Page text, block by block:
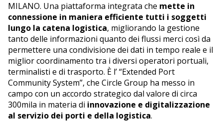
MILANO. Una piattaforma integrata che mette in
connessione in maniera efficiente tutti i soggetti
lungo la catena logistica, migliorando la gestione
tanto delle informazioni quanto dei flussi merci così da
permettere una condivisione dei dati in tempo reale e il
miglior coordinamento tra i diversi operatori portuali,
terminalisti e di trasporto. È l’ “Extended Port
Community System”, che Circle Group ha messo in
campo con un accordo strategico dal valore di circa
300mila in materia di innovazione e digitalizzazione
al servizio dei porti e della logistica.